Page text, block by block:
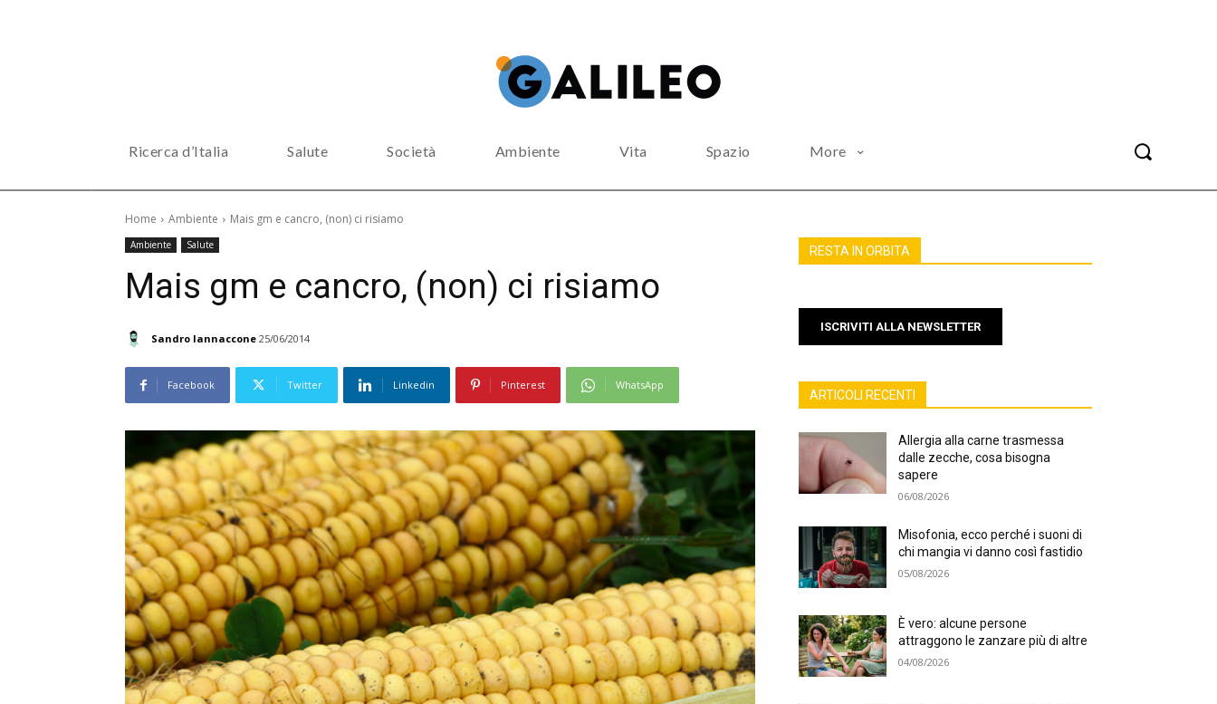
Ricerca d’Italia Salute Società Ambiente Vita Spazio More
Home Ambiente Mais gm e cancro, (non) ci risiamo
Ambiente Salute
Mais gm e cancro, (non) ci risiamo
Sandro Iannaccone 25/06/2014
Facebook Twitter Linkedin Pinterest WhatsApp
RESTA IN ORBITA
ISCRIVITI ALLA NEWSLETTER
ARTICOLI RECENTI
Allergia alla carne trasmessa
dalle zecche, cosa bisogna
sapere
06/08/2026
Misofonia, ecco perché i suoni di
chi mangia vi danno così fastidio
05/08/2026
È vero: alcune persone
attraggono le zanzare più di altre
04/08/2026